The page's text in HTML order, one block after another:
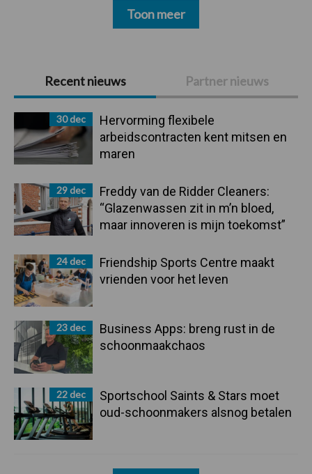
Primaire
Sidebar
Recent nieuws Partner nieuws
30 dec
Hervorming flexibele
arbeidscontracten kent mitsen en
maren
29 dec
Freddy van de Ridder Cleaners:
“Glazenwassen zit in m’n bloed,
maar innoveren is mijn toekomst”
24 dec
Friendship Sports Centre maakt
vrienden voor het leven
23 dec
Business Apps: breng rust in de
schoonmaakchaos
22 dec
Sportschool Saints & Stars moet
oud-schoonmakers alsnog betalen
Toon meer